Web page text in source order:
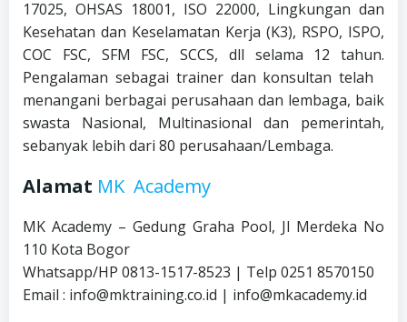
17025, OHSAS 18001, ISO 22000, Lingkungan dan
Kesehatan dan Keselamatan Kerja (K3), RSPO, ISPO,
COC FSC, SFM FSC, SCCS, dll selama 12 tahun.
Pengalaman sebagai trainer dan konsultan telah
menangani berbagai perusahaan dan lembaga, baik
swasta Nasional, Multinasional dan pemerintah,
sebanyak lebih dari 80 perusahaan/Lembaga.
Alamat MK Academy
MK Academy – Gedung Graha Pool, Jl Merdeka No
110 Kota Bogor
Whatsapp/HP 0813-1517-8523 | Telp 0251 8570150
Email : info@mktraining.co.id | info@mkacademy.id